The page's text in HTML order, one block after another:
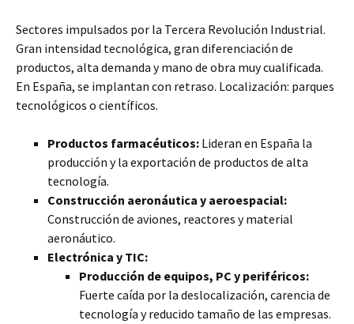
Sectores impulsados por la Tercera Revolución Industrial.
Gran intensidad tecnológica, gran diferenciación de
productos, alta demanda y mano de obra muy cualificada.
En España, se implantan con retraso. Localización: parques
tecnológicos o científicos.
Productos farmacéuticos: Lideran en España la
producción y la exportación de productos de alta
tecnología.
Construcción aeronáutica y aeroespacial:
Construcción de aviones, reactores y material
aeronáutico.
Electrónica y TIC:
Producción de equipos, PC y periféricos:
Fuerte caída por la deslocalización, carencia de
tecnología y reducido tamaño de las empresas.